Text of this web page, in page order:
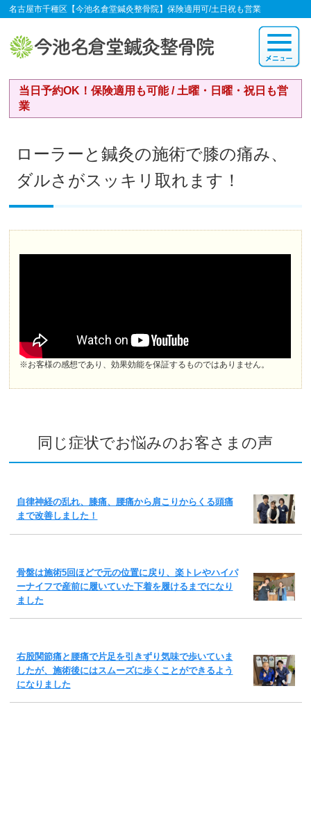
名古屋市千種区【今池名倉堂鍼灸整骨院】保険適用可/土日祝も営業
当日予約OK！保険適用も可能 / 土曜・日曜・祝日も営
業
ローラーと鍼灸の施術で膝の痛み、
ダルさがスッキリ取れます！
※お客様の感想であり、効果効能を保証するものではありません。
同じ症状でお悩みのお客さまの声
自律神経の乱れ、膝痛、腰痛から肩こりからくる頭痛
まで改善しました！
骨盤は施術5回ほどで元の位置に戻り、楽トレやハイパ
ーナイフで産前に履いていた下着を履けるまでになり
ました
右股関節痛と腰痛で片足を引きずり気味で歩いていま
したが、施術後にはスムーズに歩くことができるよう
になりました